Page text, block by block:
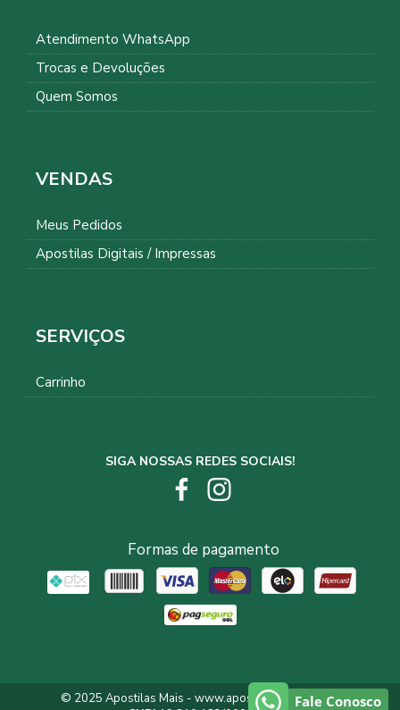
Atendimento WhatsApp
Trocas e Devoluções
Quem Somos
VENDAS
Meus Pedidos
Apostilas Digitais / Impressas
SERVIÇOS
Carrinho
SIGA NOSSAS REDES SOCIAIS!
Formas de pagamento
© 2025 Apostilas Mais - www.apostilasmais.com.brFale Conosco